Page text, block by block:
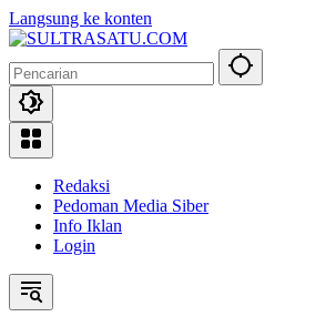
Langsung ke konten
Redaksi
Pedoman Media Siber
Info Iklan
Login